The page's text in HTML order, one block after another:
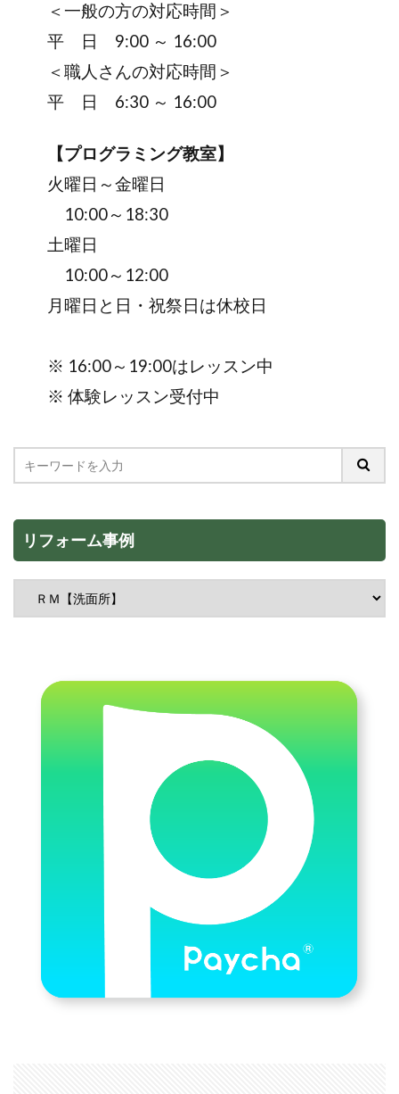
＜一般の方の対応時間＞
平 日 9:00 ～ 16:00
＜職人さんの対応時間＞
平 日 6:30 ～ 16:00
【プログラミング教室】
火曜日～金曜日
10:00～18:30
土曜日
10:00～12:00
月曜日と日・祝祭日は休校日
※ 16:00～19:00はレッスン中
※ 体験レッスン受付中
リフォーム事例